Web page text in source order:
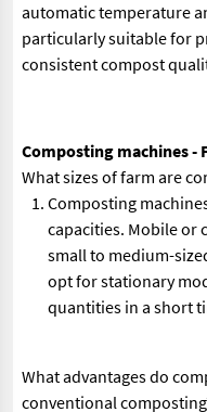
automatic temperature
particularly suitable for
consistent compost
Composting machines -
What sizes of farm are
Composting
capacities. Mobile or
small to medium-
opt for stationary
quantities in a short
What advantages do
conventional